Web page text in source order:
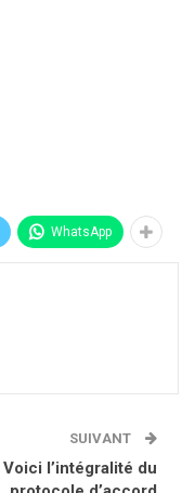
WhatsApp
SUIVANT
Voici l’intégralité du